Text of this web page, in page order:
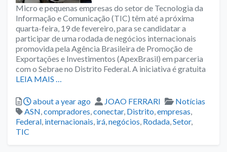
Micro e pequenas empresas do setor de Tecnologia da
Informação e Comunicação (TIC) têm até a próxima
quarta-feira, 19 de fevereiro, para se candidatar a
participar de uma rodada de negócios internacionais
promovida pela Agência Brasileira de Promoção de
Exportações e Investimentos (ApexBrasil) em parceria
com o Sebrae no Distrito Federal. A iniciativa é gratuita
LEIA MAIS …
Posted
about a year ago Author
JOAO FERRARI Categories
Notícias
Tags
ASN,compradores,conectar, Distrito,empresas,
Federal, internacionais, irá,negócios, Rodada,Setor,
TIC